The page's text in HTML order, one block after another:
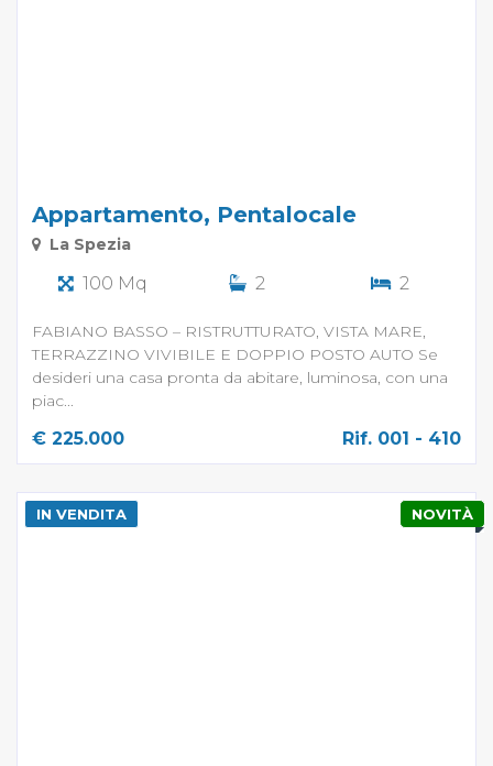
Appartamento, Pentalocale
La Spezia
100 Mq 2 2
FABIANO BASSO – RISTRUTTURATO, VISTA MARE,
TERRAZZINO VIVIBILE E DOPPIO POSTO AUTO Se
desideri una casa pronta da abitare, luminosa, con una
piac...
€ 225.000 Rif. 001 - 410
NOVITÀ
IN VENDITA